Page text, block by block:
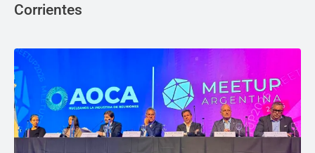
Corrientes